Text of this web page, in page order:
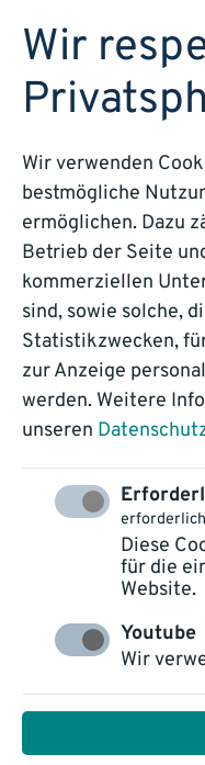
Starke
Mit Innovation und
Digitalisierung und
gestalten –
Wir
Wir verwenden
bestmögliche
ermöglichen. Dazu
Betrieb der Seite
kommerziellen
sind, sowie solche,
Statistikzwecken,
zur Anzeige
werden. Weitere
unseren
Diese
für die
Website.
Youtube
Wir